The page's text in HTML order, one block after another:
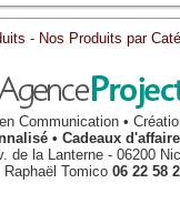
- Nos Produits par
Communication •
• Cadeaux
de la Lanterne - 06200
Raphaël Tomico 06 22 58